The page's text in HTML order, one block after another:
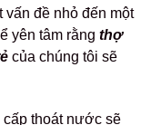
vấn đề nhỏ đến một
yên tâm rằng thợ
của chúng tôi sẽ
thoát nước sẽ